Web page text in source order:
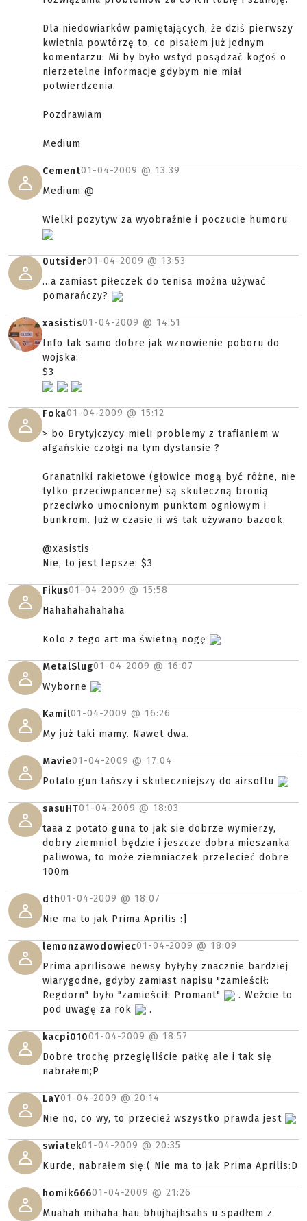
Dla niedowiarków pamiętających, że dziś pierwszy
kwietnia powtórzę to, co pisałem już jednym
komentarzu: Mi by było wstyd posądzać kogoś o
nierzetelne informacje gdybym nie miał
potwierdzenia.
Pozdrawiam
Medium
Cement01-04-2009 @ 13:39
Medium @
Wielki pozytyw za wyobraźnie i poczucie humoru
0utsider01-04-2009 @ 13:53
...a zamiast piłeczek do tenisa można używać
pomarańczy?
xasistis01-04-2009 @ 14:51
Info tak samo dobre jak wznowienie poboru do
wojska:
$3
Foka01-04-2009 @ 15:12
> bo Brytyjczycy mieli problemy z trafianiem w
afgańskie czołgi na tym dystansie ?
Granatniki rakietowe (głowice mogą być różne, nie
tylko przeciwpancerne) są skuteczną bronią
przeciwko umocnionym punktom ogniowym i
bunkrom. Już w czasie ii wś tak używano bazook.
@xasistis
Nie, to jest lepsze: $3
Fikus01-04-2009 @ 15:58
Hahahahahahaha
Kolo z tego art ma świetną nogę
MetalSlug01-04-2009 @ 16:07
Wyborne
Kamil01-04-2009 @ 16:26
My już taki mamy. Nawet dwa.
Mavie01-04-2009 @ 17:04
Potato gun tańszy i skuteczniejszy do airsoftu
sasuHT01-04-2009 @ 18:03
taaa z potato guna to jak sie dobrze wymierzy,
dobry ziemniol będzie i jeszcze dobra mieszanka
paliwowa, to może ziemniaczek przelecieć dobre
100m
dth01-04-2009 @ 18:07
Nie ma to jak Prima Aprilis :]
lemonzawodowiec01-04-2009 @ 18:09
Prima aprilisowe newsy byłyby znacznie bardziej
wiarygodne, gdyby zamiast napisu "zamieścił:
Regdorn" było "zamieścił: Promant"
. Weźcie to
pod uwagę za rok
.
kacpi01001-04-2009 @ 18:57
Dobre trochę przegięliście pałkę ale i tak się
nabrałem;P
LaY01-04-2009 @ 20:14
Nie no, co wy, to przecież wszystko prawda jest
swiatek01-04-2009 @ 20:35
Kurde, nabrałem się:( Nie ma to jak Prima Aprilis:D
homik66601-04-2009 @ 21:26
Muahah mihaha hau bhujhajhsahs u spadłem z